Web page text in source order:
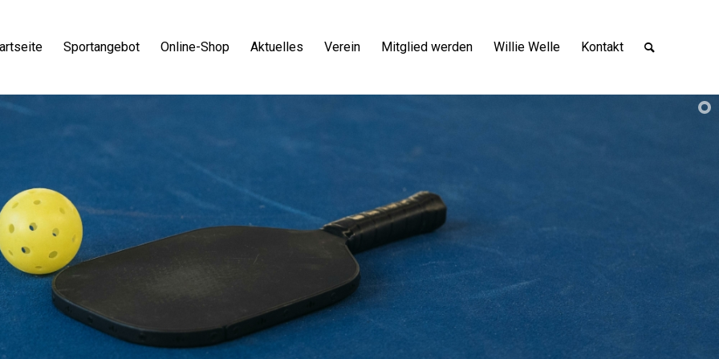
Sportangebot Online-Shop Aktuelles Verein Mitglied werden Willie Welle Kontakt